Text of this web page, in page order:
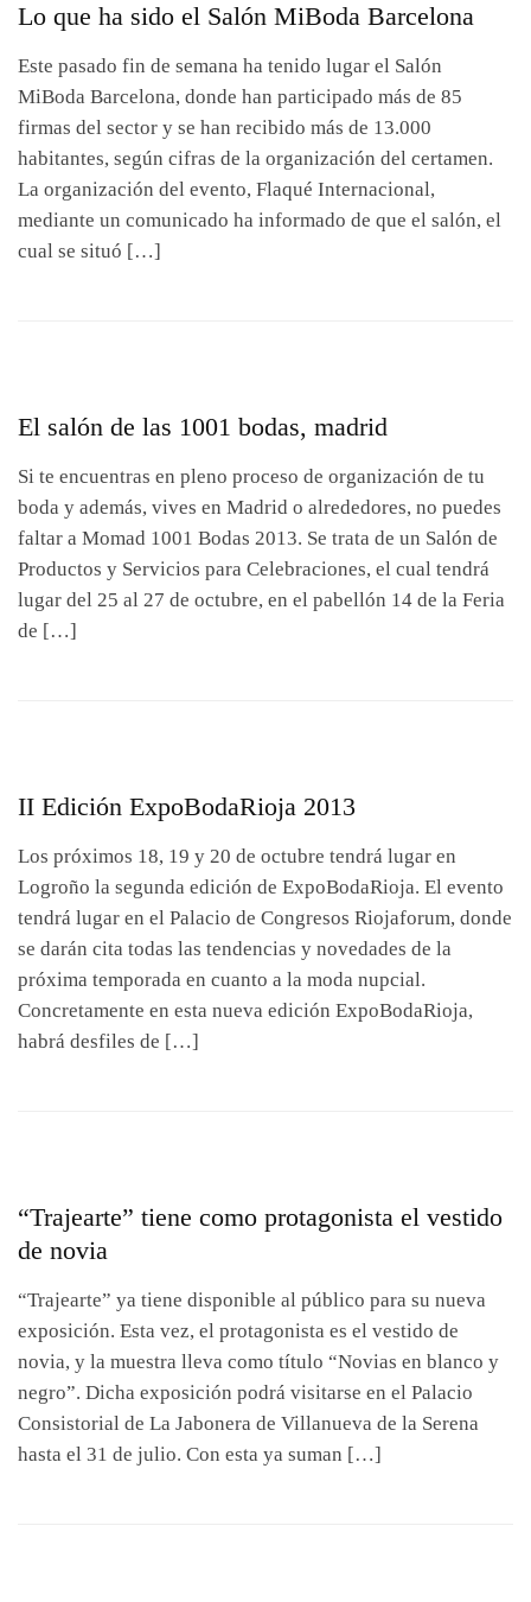
Lo que ha sido el Salón MiBoda Barcelona
Este pasado fin de semana ha tenido lugar el Salón
MiBoda Barcelona, donde han participado más de 85
firmas del sector y se han recibido más de 13.000
habitantes, según cifras de la organización del certamen.
La organización del evento, Flaqué Internacional,
mediante un comunicado ha informado de que el salón, el
cual se situó […]
El salón de las 1001 bodas, madrid
Si te encuentras en pleno proceso de organización de tu
boda y además, vives en Madrid o alrededores, no puedes
faltar a Momad 1001 Bodas 2013. Se trata de un Salón de
Productos y Servicios para Celebraciones, el cual tendrá
lugar del 25 al 27 de octubre, en el pabellón 14 de la Feria
de […]
II Edición ExpoBodaRioja 2013
Los próximos 18, 19 y 20 de octubre tendrá lugar en
Logroño la segunda edición de ExpoBodaRioja. El evento
tendrá lugar en el Palacio de Congresos Riojaforum, donde
se darán cita todas las tendencias y novedades de la
próxima temporada en cuanto a la moda nupcial.
Concretamente en esta nueva edición ExpoBodaRioja,
habrá desfiles de […]
“Trajearte” tiene como protagonista el vestido
de novia
“Trajearte” ya tiene disponible al público para su nueva
exposición. Esta vez, el protagonista es el vestido de
novia, y la muestra lleva como título “Novias en blanco y
negro”. Dicha exposición podrá visitarse en el Palacio
Consistorial de La Jabonera de Villanueva de la Serena
hasta el 31 de julio. Con esta ya suman […]